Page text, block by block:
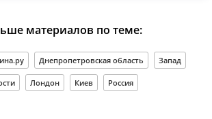
материалов по теме:
Днепропетровская область Запад
Лондон Киев Россия